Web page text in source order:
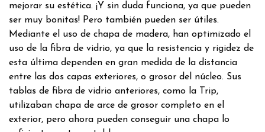
mejorar su estética. ¡Y sin duda funciona, ya que pueden
ser muy bonitas! Pero también pueden ser útiles.
Mediante el uso de chapa de madera, han optimizado el
uso de la fibra de vidrio, ya que la resistencia y rigidez de
esta última dependen en gran medida de la distancia
entre las dos capas exteriores, o grosor del núcleo. Sus
tablas de fibra de vidrio anteriores, como la Trip,
utilizaban chapa de arce de grosor completo en el
exterior, pero ahora pueden conseguir una chapa lo